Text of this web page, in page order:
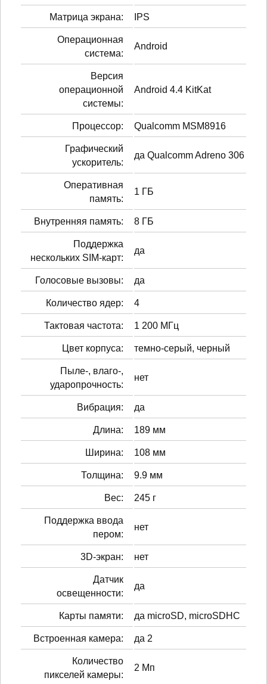
Матрица экрана: IPS
Операционная
система:
Android
Версия
операционной
системы:
Android 4.4 KitKat
Процессор: Qualcomm MSM8916
Графический
ускоритель:
да Qualcomm Adreno 306
Оперативная
память:
1 ГБ
Внутренняя память: 8 ГБ
Поддержка
нескольких SIM-карт:
да
Голосовые вызовы: да
Количество ядер: 4
Тактовая частота: 1 200 МГц
Цвет корпуса: темно-серый, черный
Пыле-, влаго-,
ударопрочность:
нет
Вибрация: да
Длина: 189 мм
Ширина: 108 мм
Толщина: 9.9 мм
Вес: 245 г
Поддержка ввода
пером:
нет
3D-экран: нет
Датчик
освещенности:
да
Карты памяти: да microSD, microSDHC
Встроенная камера: да 2
Количество
пикселей камеры:
2 Мп